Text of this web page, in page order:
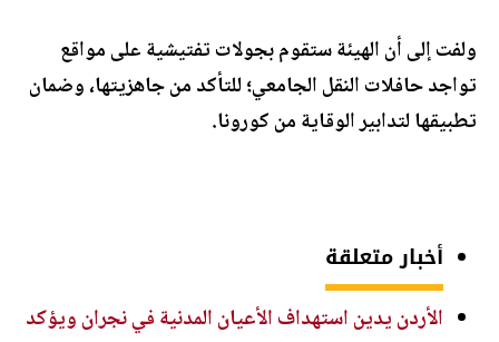
ولفت إلى أن الهيئة ستقوم بجولات تفتيشية على مواقع
تواجد حافلات النقل الجامعي؛ للتأكد من جاهزيتها، وضمان
تطبيقها لتدابير الوقاية من كورونا.
أخبار متعلقة
الأردن يدين استهداف الأعيان المدنية في نجران ويؤكد